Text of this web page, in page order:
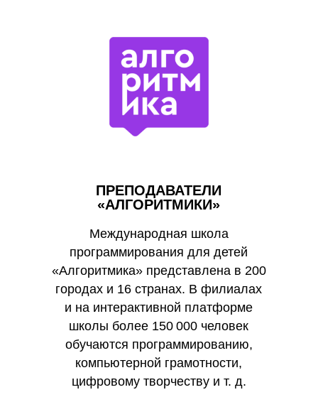
ПРЕПОДАВАТЕЛИ
«АЛГОРИТМИКИ»
Международная школа
программирования для детей
«Алгоритмика» представлена в 200
городах и 16 странах. В филиалах
и на интерактивной платформе
школы более 150 000 человек
обучаются программированию,
компьютерной грамотности,
цифровому творчеству и т. д.